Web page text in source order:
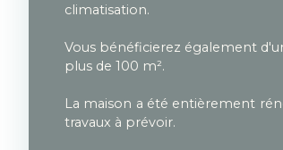
climatisation.
Vous bénéficierez également
plus de 100 m².
La maison a été entièrement
travaux à prévoir.